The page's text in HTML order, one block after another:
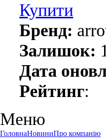
Купити
Бренд:
Залишок:
Дата
Рейтинг:
Меню
ГоловнаНовиниПро компанію